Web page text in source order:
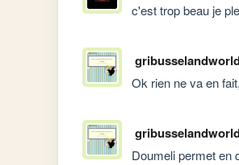
c'est trop beau je
Ok rien ne va en
Doumeli permet en